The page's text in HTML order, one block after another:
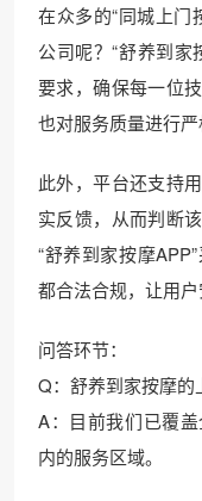
在众多的“同城上门
公司呢？“舒养到家
要求，确保每一位
也对服务质量进行严
此外，平台还支持
实反馈，从而判断
“舒养到家按摩
都合法合规，让用户
问答环节：
Q：舒养到家按摩的
A：目前我们已覆
内的服务区域。